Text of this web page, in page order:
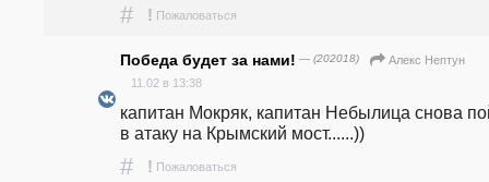
# ! Пожаловаться
Победа будет за нами! — (202018)
Алекс Нептун
11.02 в 13:38
капитан Мокряк, капитан Небылица снова
в атаку на Крымский мост......))
# ! Пожаловаться